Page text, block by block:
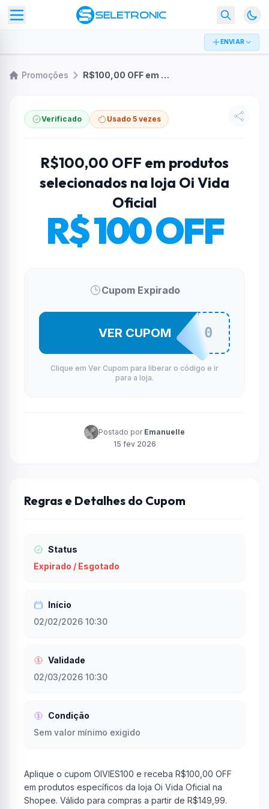
ENVIAR
Promoções R$100,00 OFF em produtos selecionados na loja Oi Vida Oficial
Verificado Usado 5 vezes
R$100,00 OFF em produtos
selecionados na loja Oi Vida
Oficial
R$ 100 OFF
Cupom Expirado
OIVIES100
VER CUPOM
Clique em Ver Cupom para liberar o código e ir
para a loja.
Postado por Emanuelle
15 fev 2026
Regras e Detalhes do Cupom
Status
Expirado / Esgotado
Início
02/02/2026 10:30
Validade
02/03/2026 10:30
Condição
Sem valor mínimo exigido
Aplique o cupom OIVIES100 e receba R$100,00 OFF
em produtos específicos da loja Oi Vida Oficial na
Shopee. Válido para compras a partir de R$149,99.